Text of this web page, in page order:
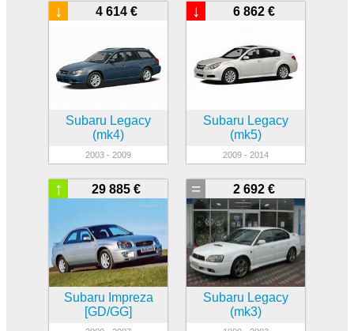
4 614 €
↓
Subaru Legacy
(mk4)
2003 - 2009
6 862 €
↓
Subaru Legacy
(mk5)
2009 - 2014
29 885 €
↑
Subaru Impreza
[GD/GG]
2 692 €
=
Subaru Legacy
(mk3)